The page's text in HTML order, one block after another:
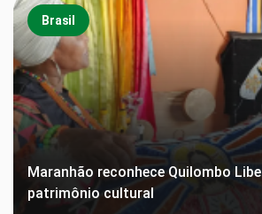
Brasil
Maranhão reconhece Quilombo
patrimônio cultural